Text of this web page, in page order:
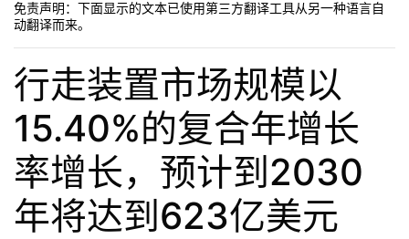
免责声明：下面显示的文本已使用第三方翻译工具从另一种语言自
动翻译而来。
行走装置市场规模以
15.40%的复合年增长
率增长，预计到2030
年将达到623亿美元